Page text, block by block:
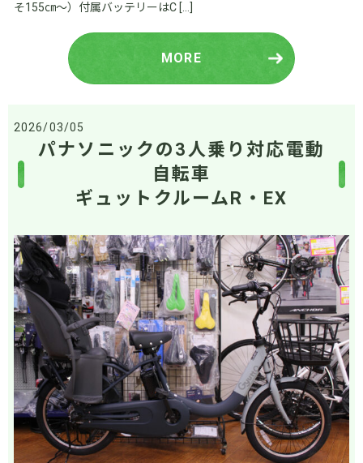
そ155㎝～）付属バッテリーはC […]
MORE
2026/03/05
パナソニックの3人乗り対応電動
自転車
ギュットクルームR・EX